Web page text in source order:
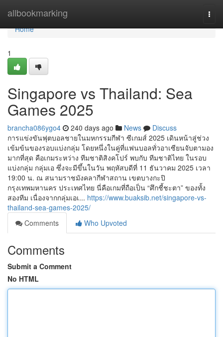
allbookmarking
Home
Home
1
Singapore vs Thailand: Sea
Games 2025
brancha086ygo4 240 days ago News
Discuss
การแข่งขันฟุตบอลชายในมหกรรมกีฬา ซีเกมส์ 2025 เดินหน้าสู่ช่วง
เข้มข้นของรอบแบ่งกลุ่ม โดยหนึ่งในคู่ที่แฟนบอลทั่วอาเซียนจับตามอง
มากที่สุด คือเกมระหว่าง ทีมชาติสิงคโปร์ พบกับ ทีมชาติไทย ในรอบ
แบ่งกลุ่ม กลุ่มเอ ซึ่งจะมีขึ้นในวัน พฤหัสบดีที่ 11 ธันวาคม 2025 เวลา
19:00 น. ณ สนามราชมังคลากีฬาสถาน เขตบางกะปิ
กรุงเทพมหานคร ประเทศไทย นี่คือเกมที่ถือเป็น “ศึกชี้ชะตา” ของทั้ง
สองทีม เนื่องจากกลุ่มเอเ... https://www.buaksib.net/singapore-vs-
thailand-sea-games-2025/
Comments
Who Upvoted
Comments
Submit a Comment
No HTML